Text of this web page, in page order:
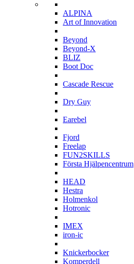
ALPINA
Art of Innovation
Beyond
Beyond-X
BLIZ
Boot Doc
Cascade Rescue
Dry Guy
Earebel
Fjord
Freelap
FUN2SKILLS
Första Hjälpencentrum
HEAD
Hestra
Holmenkol
Hotronic
IMEX
iron-ic
Knickerbocker
Komperdell